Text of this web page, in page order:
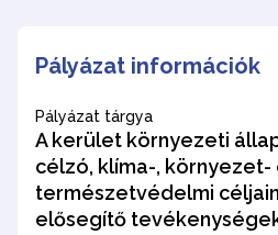
Pályázat információk
Pályázat tárgya
A kerület környezeti
célzó, klíma-, környezet-
természetvédelmi
elősegítő